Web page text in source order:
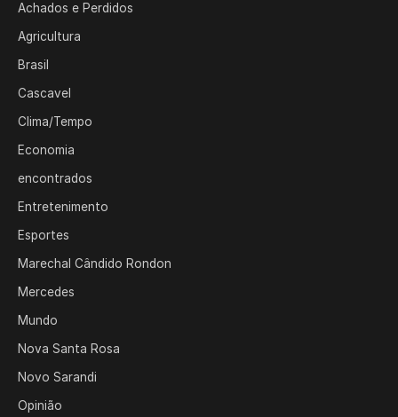
Achados e Perdidos
Agricultura
Brasil
Cascavel
Clima/Tempo
Economia
encontrados
Entretenimento
Esportes
Marechal Cândido Rondon
Mercedes
Mundo
Nova Santa Rosa
Novo Sarandi
Opinião